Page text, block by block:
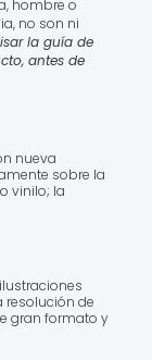
hombre o
no son ni
la guía de
antes de
nueva
sobre la
vinilo; la
resolución de
gran formato y